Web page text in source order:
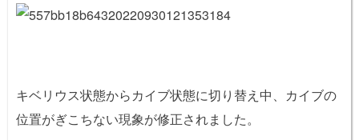
キベリウス状態からカイブ状態に切り替え中、カイブの
位置がぎこちない現象が修正されました。